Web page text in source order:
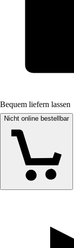
Bequem liefern lassen
Nicht online bestellbar